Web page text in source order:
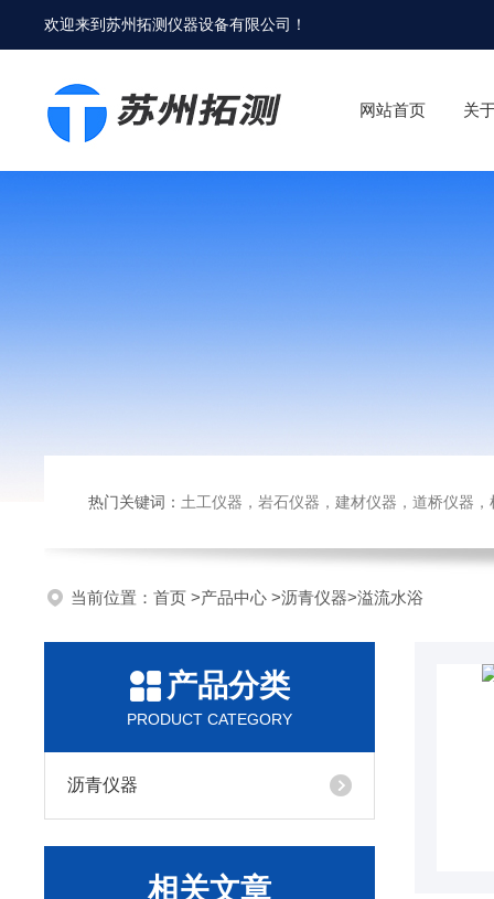
欢迎来到苏州拓测仪器设备有限公司 ！
网站首页 关
热门关键词： 土工仪器，岩石仪器，建材仪器，道桥仪器，检测
当前位置： 首页 >产品中心 >沥青仪器>溢流水浴
产品分类
PRODUCT CATEGORY
沥青仪器
相关文章